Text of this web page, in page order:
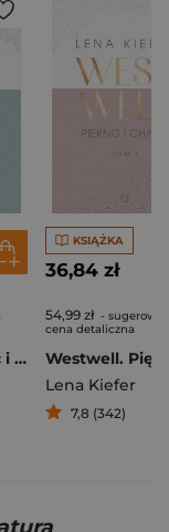
Westwell. Miłość i nienawiść
KSIĄŻKA
36,84 zł
54,99 zł -
cena detaliczna
Lena Kiefer
7,8 (342)